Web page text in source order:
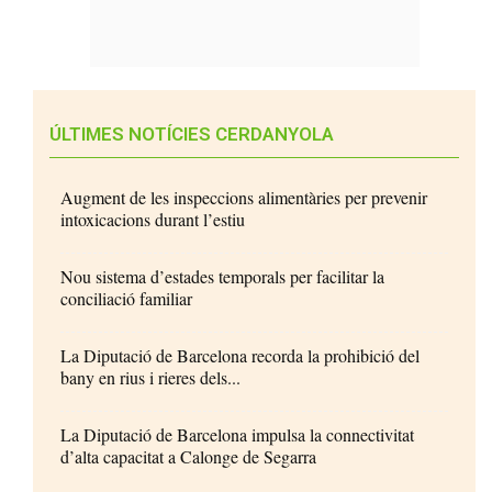
ÚLTIMES NOTÍCIES CERDANYOLA
Augment de les inspeccions alimentàries per prevenir
intoxicacions durant l’estiu
Nou sistema d’estades temporals per facilitar la
conciliació familiar
La Diputació de Barcelona recorda la prohibició del
bany en rius i rieres dels...
La Diputació de Barcelona impulsa la connectivitat
d’alta capacitat a Calonge de Segarra